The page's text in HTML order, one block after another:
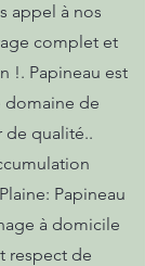
appel à nos
complet et
!. Papineau est
domaine de
de qualité..
Papineau
à domicile
respect de